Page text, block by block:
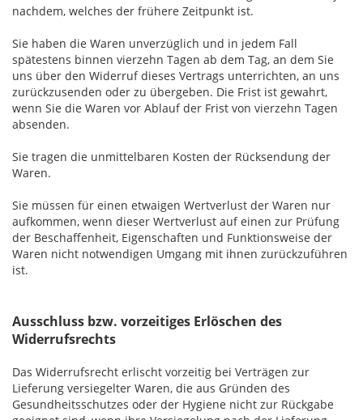
nachdem, welches der frühere Zeitpunkt ist.
Sie haben die Waren unverzüglich und in jedem Fall
spätestens binnen vierzehn Tagen ab dem Tag, an dem Sie
uns über den Widerruf dieses Vertrags unterrichten, an uns
zurückzusenden oder zu übergeben. Die Frist ist gewahrt,
wenn Sie die Waren vor Ablauf der Frist von vierzehn Tagen
absenden.
Sie tragen die unmittelbaren Kosten der Rücksendung der
Waren.
Sie müssen für einen etwaigen Wertverlust der Waren nur
aufkommen, wenn dieser Wertverlust auf einen zur Prüfung
der Beschaffenheit, Eigenschaften und Funktionsweise der
Waren nicht notwendigen Umgang mit ihnen zurückzuführen
ist.
Ausschluss bzw. vorzeitiges Erlöschen des
Widerrufsrechts
Das Widerrufsrecht erlischt vorzeitig bei Verträgen zur
Lieferung versiegelter Waren, die aus Gründen des
Gesundheitsschutzes oder der Hygiene nicht zur Rückgabe